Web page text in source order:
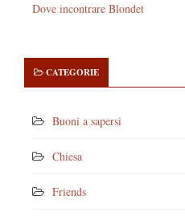
Dove incontrare Blondet
CATEGORIE
Buoni a sapersi
Chiesa
Friends